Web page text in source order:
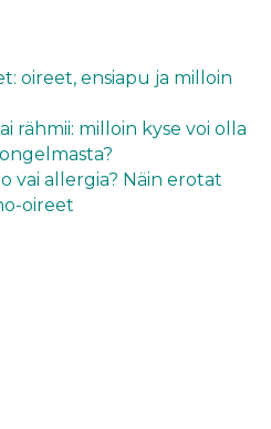
oireet, ensiapu ja milloin
rähmii: milloin kyse voi olla
vai allergia? Näin erotat
oireet